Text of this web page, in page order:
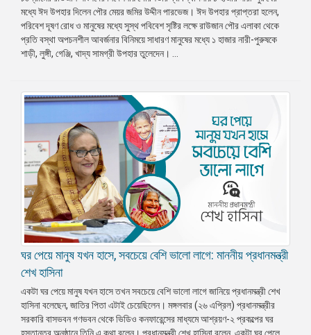
মধ্যে ঈদ উপহার দিলেন পৌর মেয়র জমির উদ্দীন পারভেজ। ঈদ উপহার প্রাপ্তরা হলেন,
পরিবেশ দূষণ রোধ ও মানুষের মধ্যে সুস্থ পবিবেশ সৃষ্টির লক্ষে রাউজান পৌর এলাকা থেকে
প্রতি বস্থা অপচনশীল আবর্জনার বিনিময়ে সাধারণ মানুষের মধ্যে ১ হাজার নারী-পুরুষকে
শাড়ী, লুঙ্গী, গেঞ্জি, খাদ্য সামগ্রী উপহার তুলেদেন। ...
ঘর পেয়ে মানুষ যখন হাসে, সবচেয়ে বেশি ভালো লাগে: মাননীয় প্রধানমন্ত্রী
শেখ হাসিনা
একটা ঘর পেয়ে মানুষ যখন হাসে তখন সবচেয়ে বেশি ভালো লাগে জানিয়ে প্রধানমন্ত্রী শেখ
হাসিনা বলেছেন, জাতির পিতা এটাই চেয়েছিলেন। মঙ্গলবার (২৬ এপ্রিল) প্রধানমন্ত্রীর
সরকারি বাসভবন গণভবন থেকে ভিডিও কনফারেন্সের মাধ্যমে আশ্রয়ণ-২ প্রকল্পের ঘর